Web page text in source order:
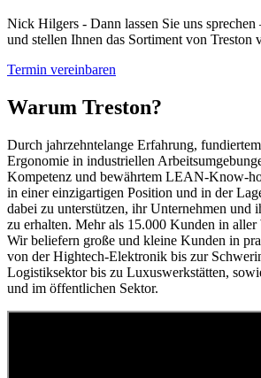
Nick Hilgers - Dann lassen Sie uns sprechen
und stellen Ihnen das Sortiment von Treston
Termin vereinbaren
Warum Treston?
Durch jahrzehntelange Erfahrung,
Ergonomie in industriellen
Kompetenz und bewährtem LEAN-Know-
in einer einzigartigen Position und in der
dabei zu unterstützen, ihr Unternehmen und
zu erhalten. Mehr als 15.000 Kunden in aller
Wir beliefern große und kleine Kunden in
von der Hightech-Elektronik bis zur
Logistiksektor bis zu Luxuswerkstätten,
und im öffentlichen Sektor.